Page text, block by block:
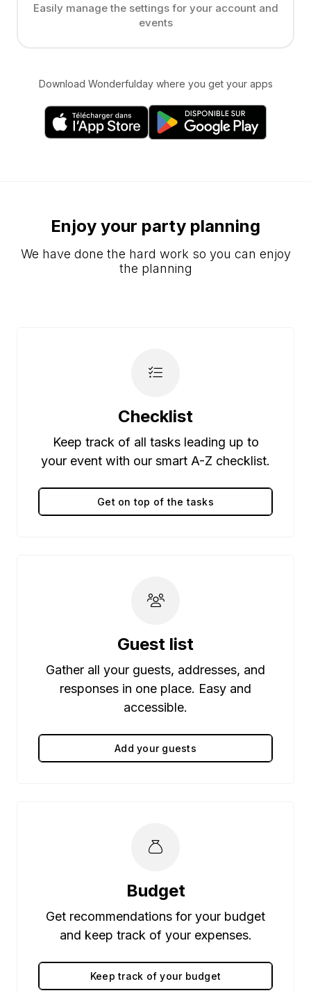
Easily manage the settings for your account and
events
Download Wonderfulday where you get your apps
Enjoy your party planning
We have done the hard work so you can enjoy
the planning
Checklist
Keep track of all tasks leading up to
your event with our smart A-Z checklist.
Get on top of the tasks
Guest list
Gather all your guests, addresses, and
responses in one place. Easy and
accessible.
Add your guests
Budget
Get recommendations for your budget
and keep track of your expenses.
Keep track of your budget